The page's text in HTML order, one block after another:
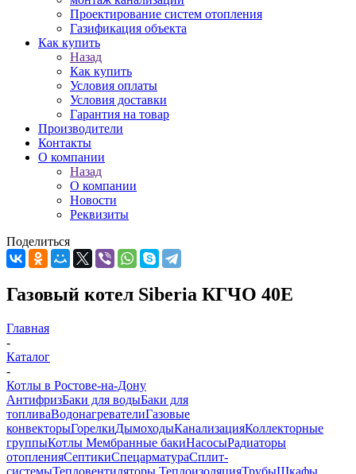
Проектирование систем отопления
Газификация объекта
Как купить
Назад
Как купить
Условия оплаты
Условия доставки
Гарантия на товар
Производители
Контакты
О компании
Назад
О компании
Новости
Реквизиты
Поделиться
Газовый котел Siberia КГЧО 40E
Главная
-
Каталог
-
Котлы в Ростове-на-Дону
АнтифризБаки для водыБаки для
топливаВодонагревателиГазовые
конвекторыГорелкиДымоходыКанализацияКоллекторные
группыКотлы Мембранные бакиНасосыРадиаторы
отопленияСептикиСпецарматураСплит-
системыТепловентиляторы ТеплоизоляцияТрубыШкафы